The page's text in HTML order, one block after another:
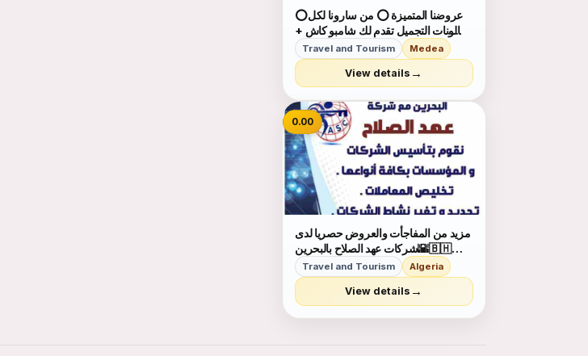
⭕عروضنا المتميزة ⭕ من سارونا لكل
صالونات التجميل تقدم لك شامبو كاش +
بروتين أوجا مع التدريب 👌👌 مش تدريب
فقط 🤔 هنقدم لك شهادة الجودة من
البرازيل 🤩 مستنية إيه إتصلي شوفي
عروضنا المستمرة 👏👏 للت...
Travel and Tourism Medea
View details →
0.00
مزيد من المفاجأت والعروض حصريا لدى
🌇شركات عهد الصلاح بالبحرين🇧🇭
لخدمات رجال الأعمال وتأسيس الشركات
وتخليص المعاملات وإصدار السجلات
التجارية زيارات وإقامات لدولة البحرين
للتفاصيل برجاء التواصل خاص🔏...
Travel and Tourism Algeria
View details →